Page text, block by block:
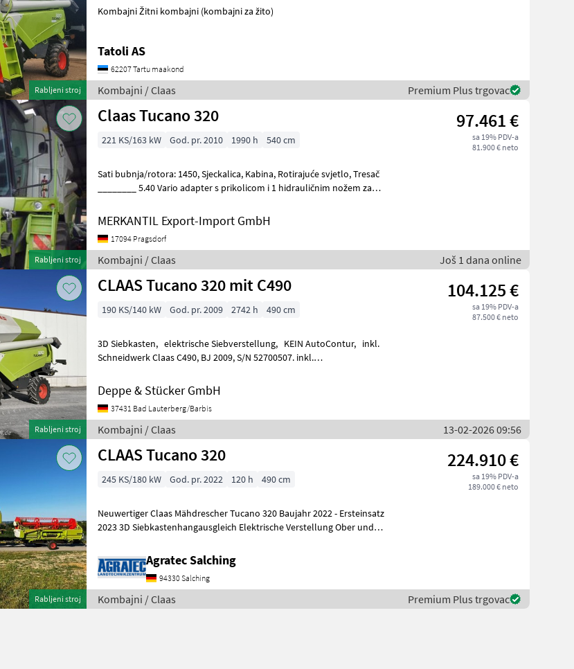
Rabljeni stroj
Kombajni Žitni kombajni (kombajni za žito)
Tatoli AS
62207 Tartu maakond
Kombajni / Claas Premium Plus trgovac
Rabljeni stroj
Claas Tucano 320 97.461 €
sa 19% PDV-a
81.900 € neto
221 KS/163 kW God. pr. 2010 1990 h 540 cm
Sati bubnja/rotora: 1450, Sjeckalica, Kabina, Rotirajuće svjetlo, Tresač
________ 5.40 Vario adapter s prikolicom i 1 hidrauličnim nožem za
MERKANTIL Export-Import GmbH
17094 Pragsdorf
Kombajni / Claas Još 1 dana online
Rabljeni stroj
CLAAS Tucano 320 mit C490 104.125 €
sa 19% PDV-a
87.500 € neto
190 KS/140 kW God. pr. 2009 2742 h 490 cm
3D Siebkasten, elektrische Siebverstellung, KEIN AutoContur, inkl.
Schneidwerk Claas C490, BJ 2009, S/N 52700507. inkl.
Deppe & Stücker GmbH
37431 Bad Lauterberg/Barbis
Kombajni / Claas 13-02-2026 09:56
Rabljeni stroj
CLAAS Tucano 320 224.910 €
sa 19% PDV-a
189.000 € neto
245 KS/180 kW God. pr. 2022 120 h 490 cm
Neuwertiger Claas Mähdrescher Tucano 320 Baujahr 2022 - Ersteinsatz
2023 3D Siebkastenhangausgleich Elektrische Verstellung Ober und
Agratec Salching
94330 Salching
Kombajni / Claas Premium Plus trgovac